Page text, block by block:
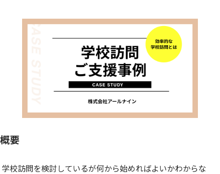
概要
学校訪問を検討しているが何から始めればよいかわからな